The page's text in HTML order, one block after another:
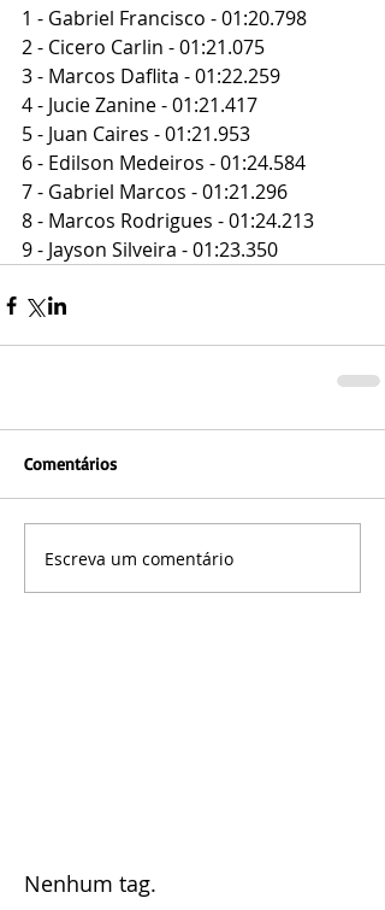
1 - Gabriel Francisco - 01:20.798
2 - Cicero Carlin - 01:21.075
3 - Marcos Daflita - 01:22.259
4 - Jucie Zanine - 01:21.417
5 - Juan Caires - 01:21.953
6 - Edilson Medeiros - 01:24.584
7 - Gabriel Marcos - 01:21.296
8 - Marcos Rodrigues - 01:24.213
9 - Jayson Silveira - 01:23.350
Comentários
Escreva um comentário
Nenhum tag.